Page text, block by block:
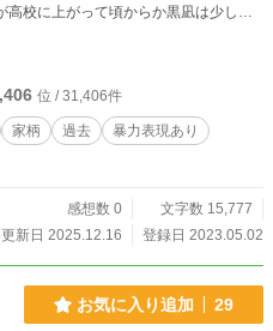
校に上がって頃からか黒凪は少しだ
夏。黒凪は要家､繋家の伝統を破って
たでもある春の日一本の電話が聞こ
位 / 31,406件
家柄 過去
暴力表現あり
感想数 0
文字数 15,777
新日 2025.12.16
登録日 2023.05.02
お気に入り追加 29